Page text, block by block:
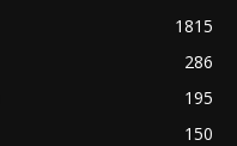
1815
286
195
150